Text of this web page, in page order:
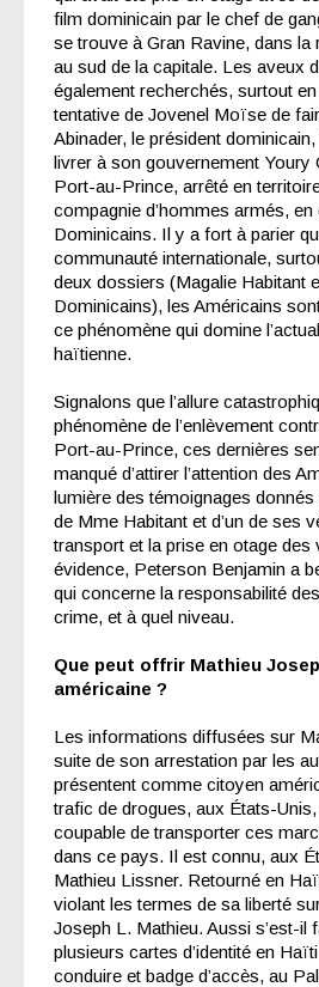
film dominicain par le chef de
se trouve à Gran Ravine, dans la
au sud de la capitale. Les aveux
également recherchés, surtout
tentative de Jovenel Moïse de
Abinader, le président
livrer à son gouvernement Youry
Port-au-Prince, arrêté en
compagnie d’hommes armés,
Dominicains. Il y a fort à parier
communauté internationale,
deux dossiers (Magalie Habitant
Dominicains), les Américains
ce phénomène qui domine
haïtienne.
Signalons que l’allure
phénomène de l’enlèvement
Port-au-Prince, ces dernières
manqué d’attirer l’attention des
lumière des témoignages
de Mme Habitant et d’un de ses
transport et la prise en otage des
évidence, Peterson Benjamin a
qui concerne la responsabilité
crime, et à quel niveau.
Que peut offrir Mathieu
américaine ?
Les informations diffusées sur
suite de son arrestation par les
présentent comme citoyen
trafic de drogues, aux États-
coupable de transporter ces
dans ce pays. Il est connu, aux
Mathieu Lissner. Retourné en
violant les termes de sa liberté
Joseph L. Mathieu. Aussi s’est-il
plusieurs cartes d’identité en
conduire et badge d’accès, au